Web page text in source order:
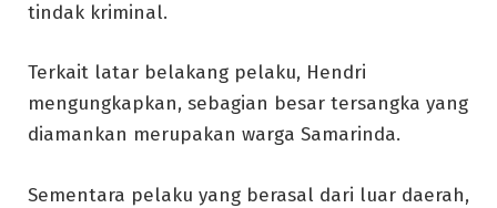
tindak kriminal.
Terkait latar belakang pelaku, Hendri
mengungkapkan, sebagian besar tersangka yang
diamankan merupakan warga Samarinda.
Sementara pelaku yang berasal dari luar daerah,